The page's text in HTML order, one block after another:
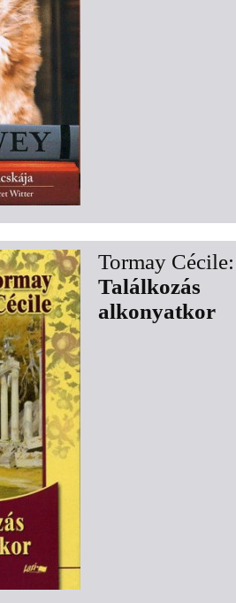
Tormay Cécile:
Találkozás
alkonyatkor